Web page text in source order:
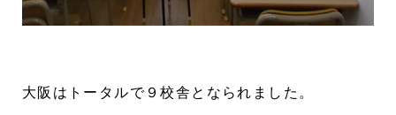
大阪はトータルで９校舎となられました。